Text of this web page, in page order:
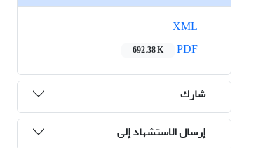
692.38 K
شارك
إرسال الاستشهاد إلى